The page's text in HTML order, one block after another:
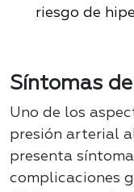
riesgo de
Síntomas
Uno de los
presión arterial
presenta
complicaciones